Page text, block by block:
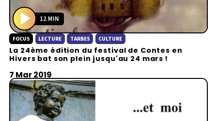
P
l
a
12 MIN
FOCUS LECTURE TARBES CULTURE
La 24ème édition du festival de Contes en
Hivers bat son plein jusqu'au 24 mars !
7 Mar 2019